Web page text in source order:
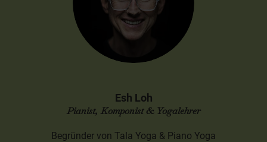
Esh Loh
Pianist, Komponist & Yogalehrer
Begründer von Tala Yoga & Piano Yoga